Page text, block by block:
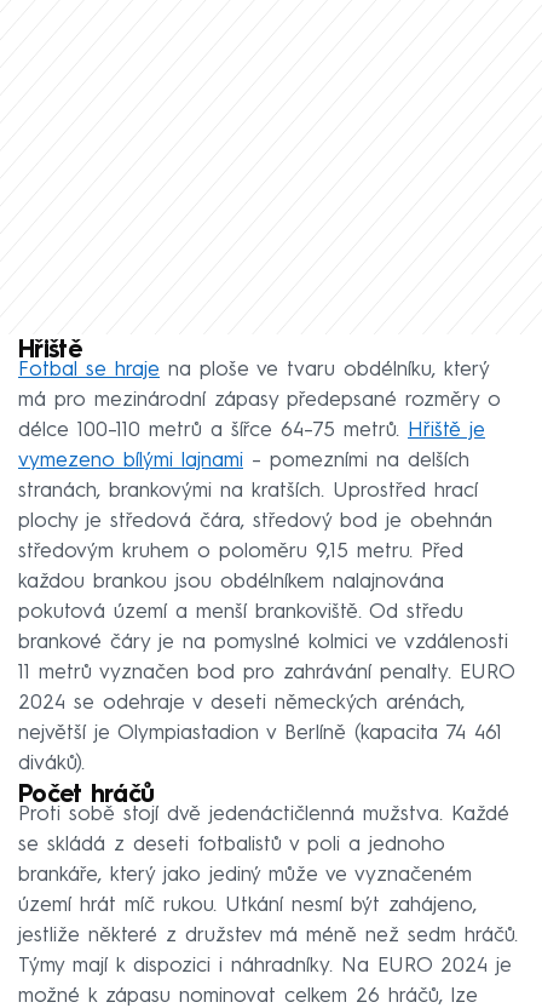
Hřiště
Fotbal se hraje na ploše ve tvaru obdélníku, který
má pro mezinárodní zápasy předepsané rozměry o
délce 100–⁠110 metrů a šířce 64–⁠75 metrů. Hřiště je
vymezeno bílými lajnami – pomezními na delších
stranách, brankovými na kratších. Uprostřed hrací
plochy je středová čára, středový bod je obehnán
středovým kruhem o poloměru 9,15 metru. Před
každou brankou jsou obdélníkem nalajnována
pokutová území a menší brankoviště. Od středu
brankové čáry je na pomyslné kolmici ve vzdálenosti
11 metrů vyznačen bod pro zahrávání penalty. EURO
2024 se odehraje v deseti německých arénách,
největší je Olympiastadion v Berlíně (kapacita 74 461
diváků).
Počet hráčů
Proti sobě stojí dvě jedenáctičlenná mužstva. Každé
se skládá z deseti fotbalistů v poli a jednoho
brankáře, který jako jediný může ve vyznačeném
území hrát míč rukou. Utkání nesmí být zahájeno,
jestliže některé z družstev má méně než sedm hráčů.
Týmy mají k dispozici i náhradníky. Na EURO 2024 je
možné k zápasu nominovat celkem 26 hráčů, lze